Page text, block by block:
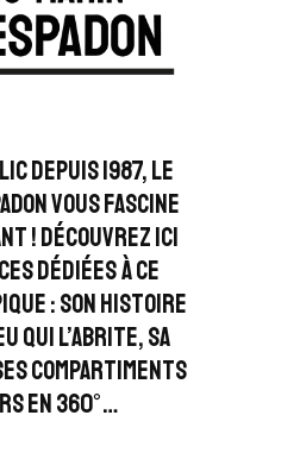
depuis 1987, le
vous fascine
! Découvrez ici
dédiées à ce
: son histoire
qui l’abrite, sa
compartiments
en 360°…